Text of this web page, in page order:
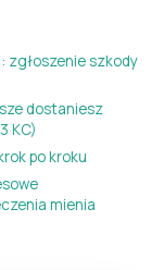
zgłoszenie szkody
dostaniesz
KC)
po kroku
mienia